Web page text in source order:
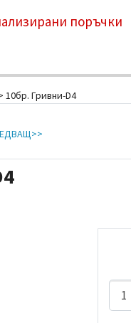
поръчки
10бр. Гривни-D4